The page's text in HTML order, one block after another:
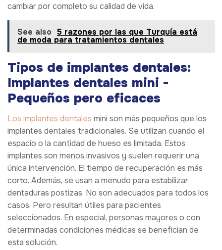
cambiar por completo su calidad de vida.
See also 5 razones por las que Turquía está
de moda para tratamientos dentales
Tipos de implantes dentales:
Implantes dentales mini -
Pequeños pero eficaces
Los implantes dentales mini son más pequeños que los
implantes dentales tradicionales. Se utilizan cuando el
espacio o la cantidad de hueso es limitada. Estos
implantes son menos invasivos y suelen requerir una
única intervención. El tiempo de recuperación es más
corto. Además, se usan a menudo para estabilizar
dentaduras postizas. No son adecuados para todos los
casos. Pero resultan útiles para pacientes
seleccionados. En especial, personas mayores o con
determinadas condiciones médicas se benefician de
esta solución.